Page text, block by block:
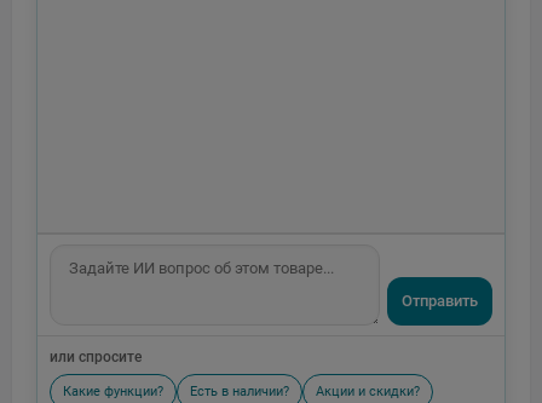
Отправить
или спросите
Какие функции? Есть в наличии? Акции и скидки?